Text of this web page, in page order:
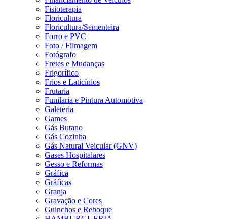
Fisioterapia
Floricultura
Floricultura/Sementeira
Forro e PVC
Foto / Filmagem
Fotógrafo
Fretes e Mudanças
Frigorífico
Frios e Laticínios
Frutaria
Funilaria e Pintura Automotiva
Galeteria
Games
Gás Butano
Gás Cozinha
Gás Natural Veicular (GNV)
Gases Hospitalares
Gesso e Reformas
Gráfica
Gráficas
Granja
Gravação e Cores
Guinchos e Reboque